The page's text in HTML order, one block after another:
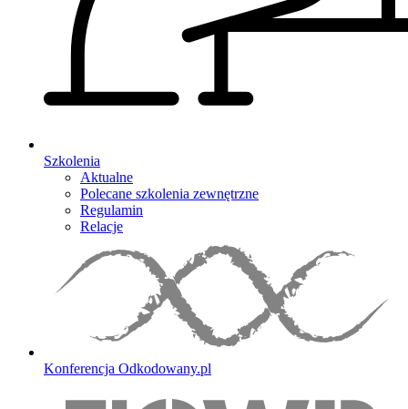
Szkolenia
Aktualne
Polecane szkolenia zewnętrzne
Regulamin
Relacje
Konferencja Odkodowany.pl